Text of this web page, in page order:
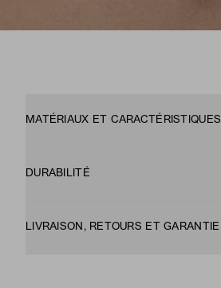
MATÉRIAUX ET CARACTÉRISTIQUES
DURABILITÉ
LIVRAISON, RETOURS ET GARANTIE